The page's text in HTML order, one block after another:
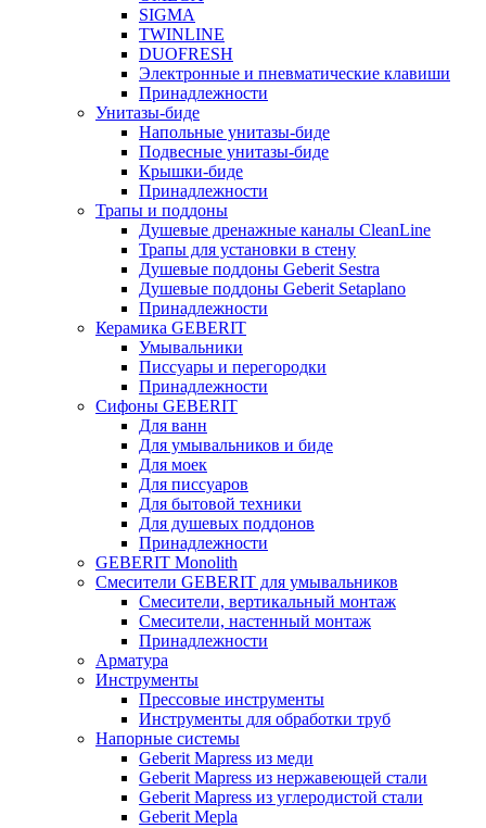
SIGMA
TWINLINE
DUOFRESH
Электронные и пневматические клавиши
Принадлежности
Унитазы-биде
Напольные унитазы-биде
Подвесные унитазы-биде
Крышки-биде
Принадлежности
Трапы и поддоны
Душевые дренажные каналы CleanLine
Трапы для установки в стену
Душевые поддоны Geberit Sestra
Душевые поддоны Geberit Setaplano
Принадлежности
Керамика GEBERIT
Умывальники
Писсуары и перегородки
Принадлежности
Сифоны GEBERIT
Для ванн
Для умывальников и биде
Для моек
Для писсуаров
Для бытовой техники
Для душевых поддонов
Принадлежности
GEBERIT Monolith
Смесители GEBERIT для умывальников
Смесители, вертикальный монтаж
Смесители, настенный монтаж
Принадлежности
Арматура
Инструменты
Прессовые инструменты
Инструменты для обработки труб
Напорные системы
Geberit Mapress из меди
Geberit Mapress из нержавеющей стали
Geberit Mapress из углеродистой стали
Geberit Mepla